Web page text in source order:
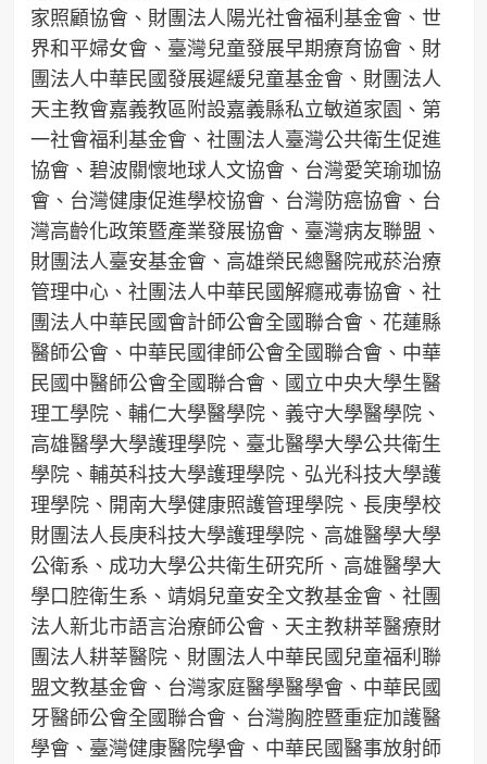
家照顧協會、財團法人陽光社會福利基金會、世
界和平婦女會、臺灣兒童發展早期療育協會、財
團法人中華民國發展遲緩兒童基金會、財團法人
天主教會嘉義教區附設嘉義縣私立敏道家園、第
一社會福利基金會、社團法人臺灣公共衛生促進
協會、碧波關懷地球人文協會、台灣愛笑瑜珈協
會、台灣健康促進學校協會、台灣防癌協會、台
灣高齡化政策暨產業發展協會、臺灣病友聯盟、
財團法人臺安基金會、高雄榮民總醫院戒菸治療
管理中心、社團法人中華民國解癮戒毒協會、社
團法人中華民國會計師公會全國聯合會、花蓮縣
醫師公會、中華民國律師公會全國聯合會、中華
民國中醫師公會全國聯合會、國立中央大學生醫
理工學院、輔仁大學醫學院、義守大學醫學院、
高雄醫學大學護理學院、臺北醫學大學公共衛生
學院、輔英科技大學護理學院、弘光科技大學護
理學院、開南大學健康照護管理學院、長庚學校
財團法人長庚科技大學護理學院、高雄醫學大學
公衛系、成功大學公共衛生研究所、高雄醫學大
學口腔衛生系、靖娟兒童安全文教基金會、社團
法人新北市語言治療師公會、天主教耕莘醫療財
團法人耕莘醫院、財團法人中華民國兒童福利聯
盟文教基金會、台灣家庭醫學醫學會、中華民國
牙醫師公會全國聯合會、台灣胸腔暨重症加護醫
學會、臺灣健康醫院學會、中華民國醫事放射師